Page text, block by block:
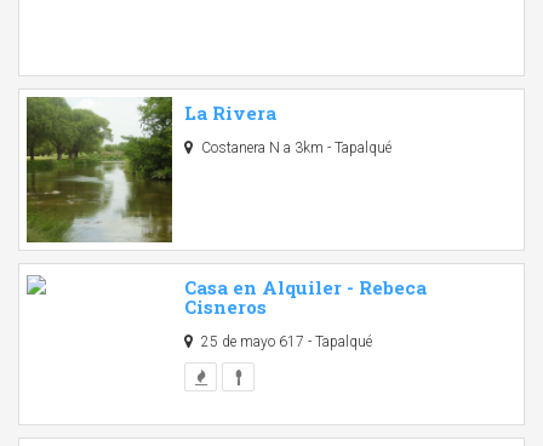
La Rivera
Costanera N a 3km - Tapalqué
Casa en Alquiler - Rebeca
Cisneros
25 de mayo 617 - Tapalqué